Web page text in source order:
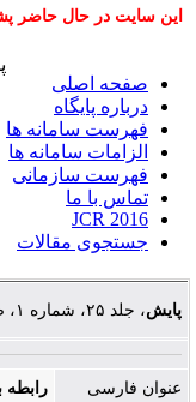
این سایت در حال حاضر
صفحه اصلی
درباره پایگاه
فهرست سامانه ها
الزامات سامانه ها
فهرست سازمانی
تماس با ما
JCR 2016
جستجوی مقالات
پایش، جلد ۲۵، شماره ۱، صفحات ۷۹-۸۷
عنوان فارسی
رابطه